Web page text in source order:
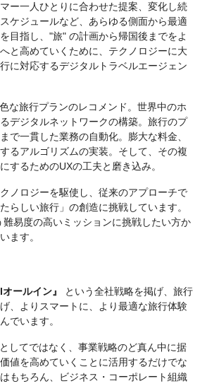
ー一人ひとりに合わせた提案、変化し続
ケジュールなど、あらゆる側面から最適
目指し、"旅" の計画から帰国後までをよ
と高めていくために、テクノロジーに大
に対応するデジタルトラベルエージェン
な旅行プランのレコメンド。世界中のホ
デジタルネットワークの構築。旅行のプ
で一貫した業務の自動化。膨大な料金、
るアルゴリズムの実装。そして、その複
するためのUXの工夫と磨き込み。
ノロジーを駆使し、従来のアプローチで
らしい旅行」の創造に挑戦しています。
易度の高いミッションに挑戦したい方か
ます。
オールイン』
という全社戦略を掲げ、旅行
、よりスマートに、より最適な旅行体験
でいます。
してではなく、事業戦略のど真ん中に据
値を高めていくことに活用するだけでな
もちろん、ビジネス・コーポレート組織